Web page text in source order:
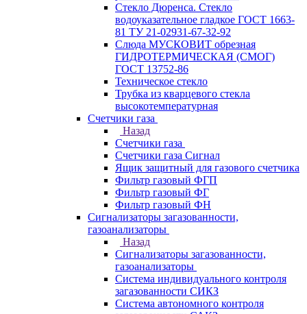
Стекло Дюренса. Стекло
водоуказательное гладкое ГОСТ 1663-
81 ТУ 21-02931-67-32-92
Слюда МУСКОВИТ обрезная
ГИДРОТЕРМИЧЕСКАЯ (СМОГ)
ГОСТ 13752-86
Техническое стекло
Трубка из кварцевого стекла
высокотемпературная
Счетчики газа
Назад
Счетчики газа
Счетчики газа Сигнал
Ящик защитный для газового счетчика
Фильтр газовый ФГП
Фильтр газовый ФГ
Фильтр газовый ФН
Сигнализаторы загазованности,
газоанализаторы
Назад
Сигнализаторы загазованности,
газоанализаторы
Система индивидуального контроля
загазованности СИКЗ
Система автономного контроля